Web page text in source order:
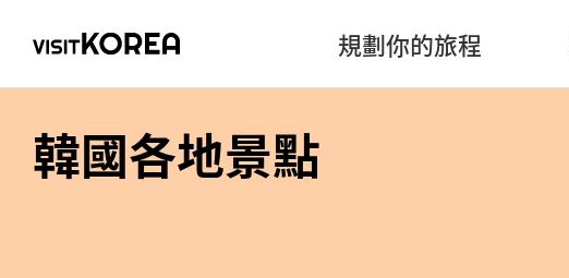
規劃你的旅程
韓國各地景點